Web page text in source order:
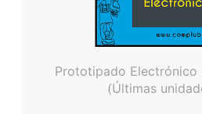
Prototipado Electrónico
(Últimas